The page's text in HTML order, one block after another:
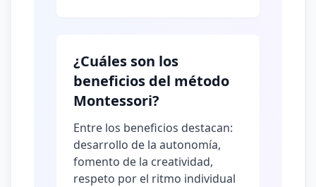
¿Cuáles son los
beneficios del método
Montessori?
Entre los beneficios destacan:
desarrollo de la autonomía,
fomento de la creatividad,
respeto por el ritmo individual